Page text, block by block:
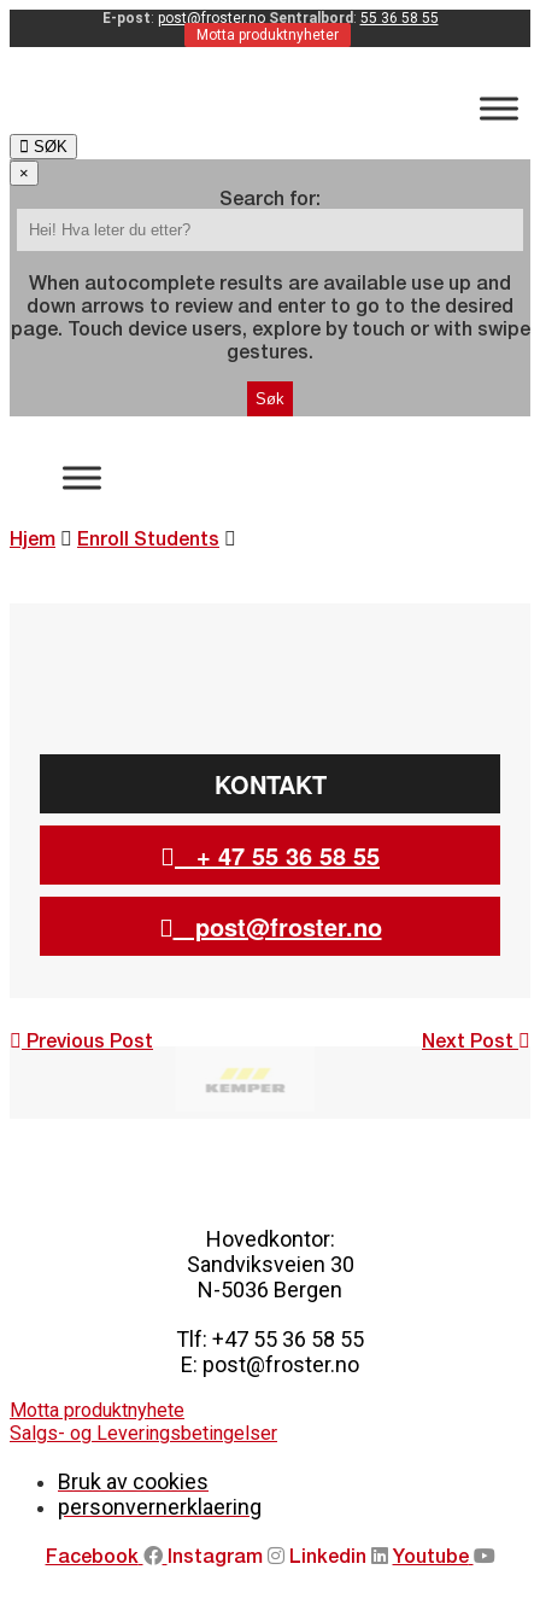
E-post: post@froster.no Sentralbord : 55 36 58 55
Motta produktnyheter
SØK
×
Search for:
When autocomplete results are available use up and
down arrows to review and enter to go to the desired
page. Touch device users, explore by touch or with swipe
gestures.
Hjem Enroll Students
KONTAKT
+ 47 55 36 58 55
post@froster.no
Post
Previous Post Next Post
Hovedkontor:
Sandviksveien 30
N-5036 Bergen
Tlf: +47 55 36 58 55
E: post@froster.no
Motta produktnyhete
Salgs- og Leveringsbetingelser
Bruk av cookies
personvernerklaering
Facebook Instagram Linkedin Youtube